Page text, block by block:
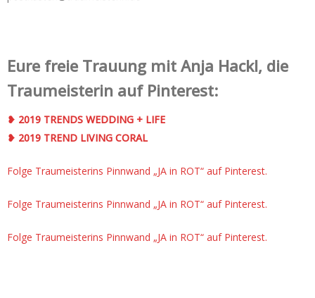
Eure freie Trauung mit Anja Hackl, die
Traumeisterin auf Pinterest:
❥ 2019 TRENDS WEDDING + LIFE
❥ 2019 TREND LIVING CORAL
Folge Traumeisterins Pinnwand „JA in ROT“ auf Pinterest.
Folge Traumeisterins Pinnwand „JA in ROT“ auf Pinterest.
Folge Traumeisterins Pinnwand „JA in ROT“ auf Pinterest.